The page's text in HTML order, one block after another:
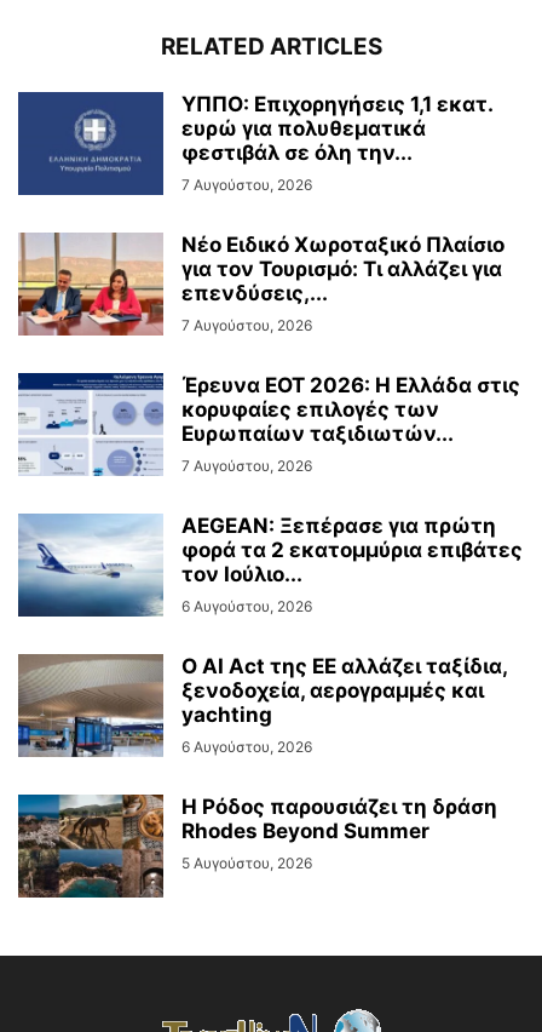
RELATED ARTICLES
ΥΠΠΟ: Επιχορηγήσεις 1,1 εκατ.
ευρώ για πολυθεματικά
φεστιβάλ σε όλη την...
7 Αυγούστου, 2026
Νέο Ειδικό Χωροταξικό Πλαίσιο
για τον Τουρισμό: Τι αλλάζει για
επενδύσεις,...
7 Αυγούστου, 2026
Έρευνα ΕΟΤ 2026: Η Ελλάδα στις
κορυφαίες επιλογές των
Ευρωπαίων ταξιδιωτών...
7 Αυγούστου, 2026
AEGEAN: Ξεπέρασε για πρώτη
φορά τα 2 εκατομμύρια επιβάτες
τον Ιούλιο...
6 Αυγούστου, 2026
Ο AI Act της ΕΕ αλλάζει ταξίδια,
ξενοδοχεία, αερογραμμές και
yachting
6 Αυγούστου, 2026
Η Ρόδος παρουσιάζει τη δράση
Rhodes Beyond Summer
5 Αυγούστου, 2026